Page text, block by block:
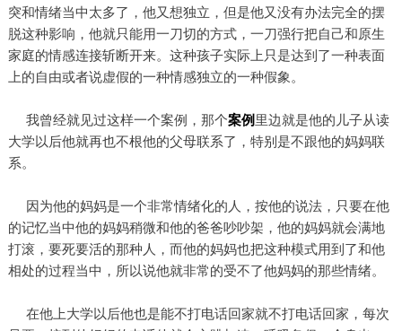
突和情绪当中太多了，他又想独立，但是他又没有办法完全的摆
脱这种影响，他就只能用一刀切的方式，一刀强行把自己和原生
家庭的情感连接斩断开来。这种孩子实际上只是达到了一种表面
上的自由或者说虚假的一种情感独立的一种假象。
我曾经就见过这样一个案例，那个案例里边就是他的儿子从读
大学以后他就再也不根他的父母联系了，特别是不跟他的妈妈联
系。
因为他的妈妈是一个非常情绪化的人，按他的说法，只要在他
的记忆当中他的妈妈稍微和他的爸爸吵吵架，他的妈妈就会满地
打滚，要死要活的那种人，而他的妈妈也把这种模式用到了和他
相处的过程当中，所以说他就非常的受不了他妈妈的那些情绪。
在他上大学以后他也是能不打电话回家就不打电话回家，每次